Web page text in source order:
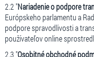
2.2 "Nariadenie o podpore
Európskeho parlamentu a
podpore spravodlivosti a
používateľov online
2.3 "Osobitné obchodné